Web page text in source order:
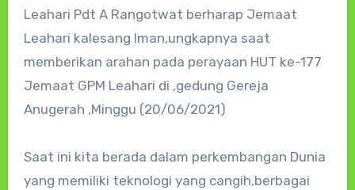
Leahari Pdt A Rangotwat berharap Jemaat
Leahari kalesang Iman,ungkapnya saat
memberikan arahan pada perayaan HUT ke-177
Jemaat GPM Leahari di ,gedung Gereja
Anugerah ,Minggu (20/06/2021)
Saat ini kita berada dalam perkembangan Dunia
yang memiliki teknologi yang cangih,berbagai